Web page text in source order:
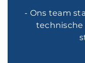
- Ons team
technische